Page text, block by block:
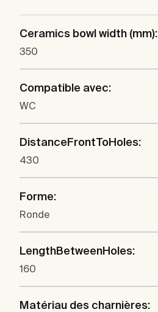
Ceramics bowl width (mm):
350
Compatible avec:
WC
DistanceFrontToHoles:
430
Forme:
Ronde
LengthBetweenHoles:
160
Matériau des charnières: